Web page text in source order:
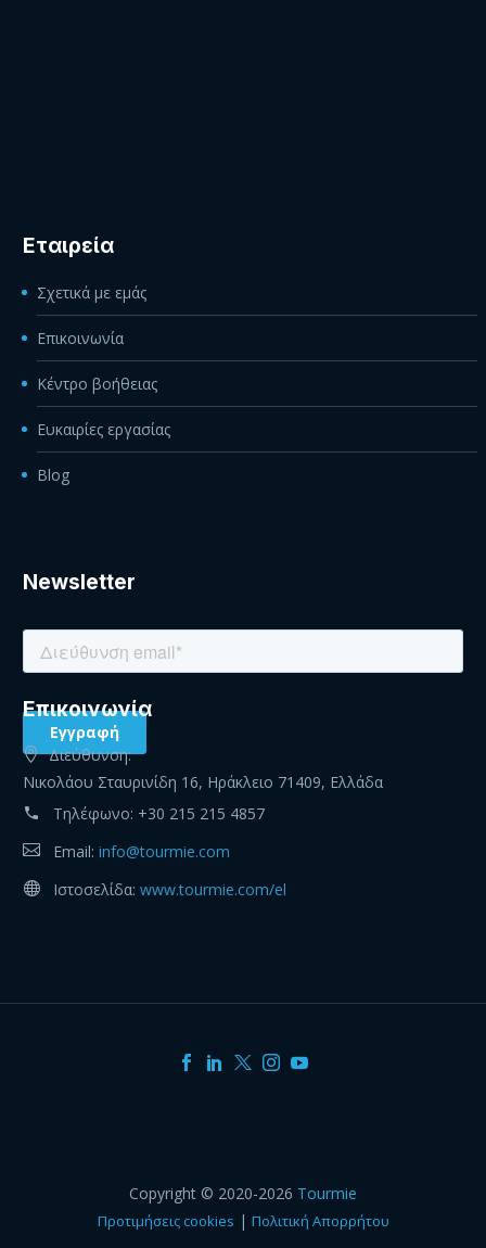
Εταιρεία
Σχετικά με εμάς
Επικοινωνία
Κέντρο βοήθειας
Ευκαιρίες εργασίας
Blog
Newsletter
Eπικοινωνία
Διεύθυνση:
Νικολάου Σταυρινίδη 16, Ηράκλειο 71409, Ελλάδα
Τηλέφωνο: +30 215 215 4857
Email: info@tourmie.com
Ιστοσελίδα: www.tourmie.com/el
Copyright © 2020-2026 Tourmie
Προτιμήσεις cookies | Πολιτική Απορρήτου